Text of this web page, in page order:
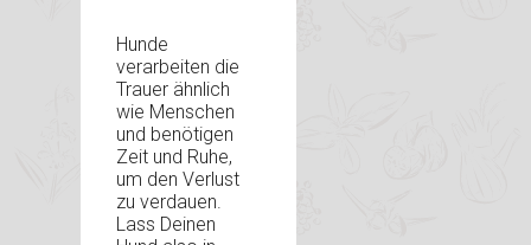
Hunde
verarbeiten die
Trauer ähnlich
wie Menschen
und benötigen
Zeit und Ruhe,
um den Verlust
zu verdauen.
Lass Deinen